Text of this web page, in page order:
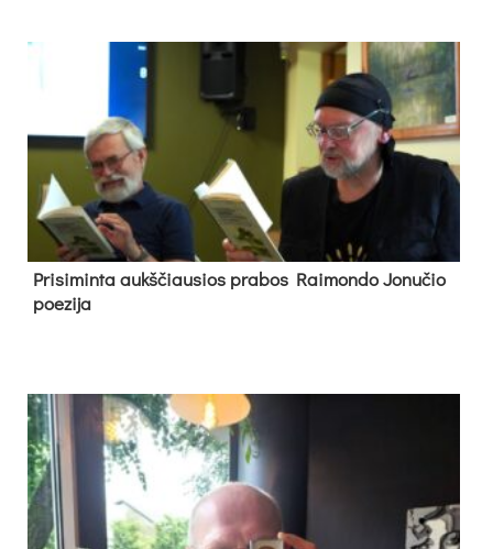
Pri­si­min­ta aukš­čiau­sios pra­bos Rai­mon­do Jo­nu­čio
poe­zi­ja